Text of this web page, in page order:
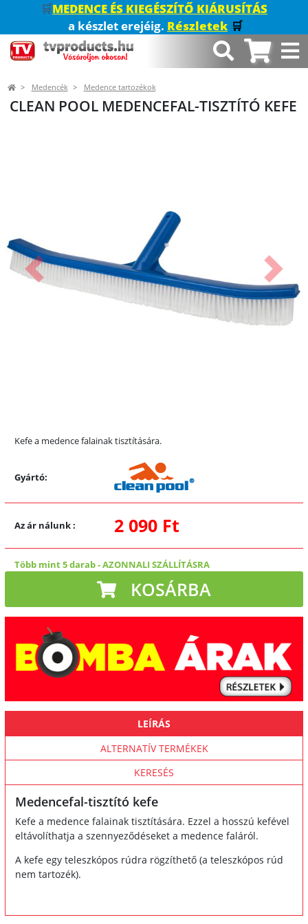
🛒MEDENCE ÉS KIEGÉSZÍTŐ KIÁRUSÍTÁS
a készlet erejéig. Részletek 🛒
Medencék Medence tartozékok
CLEAN POOL MEDENCEFAL-TISZTÍTÓ KEFE
Előző
Kefe a medence falainak tisztítására.
Gyártó:
Az ár nálunk: 2 090 Ft
Több mint 5 darab-AZONNALI SZÁLLÍTÁSRA
KOSÁRBA
LEÍRÁS
ALTERNATÍV TERMÉKEK
KERESÉS
Medencefal-tisztító kefe
Kefe a medence falainak tisztítására. Ezzel a hosszú kefével
eltávolíthatja a szennyeződéseket a medence faláról.
A kefe egy teleszkópos rúdra rögzíthető (a teleszkópos rúd
nem tartozék).